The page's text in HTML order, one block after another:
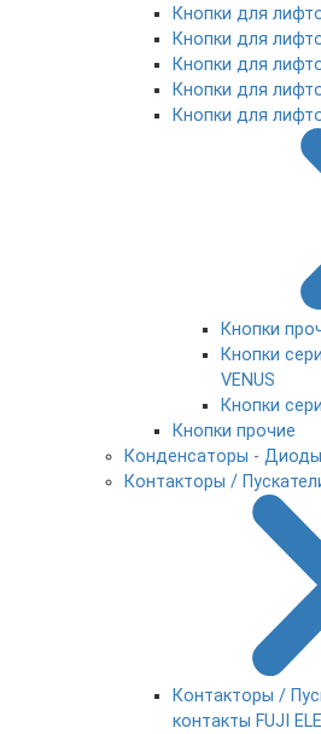
Кнопки для
Кнопки для
Кнопки для
Кнопки для
Кнопки для
Кнопки
Кнопки
VENUS
Кнопки
Кнопки прочие
Конденсаторы - Диоды
Контакторы /
Контакторы /
контакты FUJI